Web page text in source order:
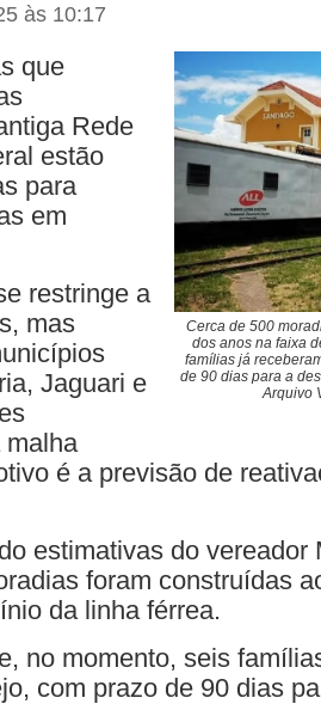
às 10:17
Cerca de 500
dos anos na faixa
famílias já
de 90 dias para a
Arquivo
que
Rede
estão
para
em
restringe a
mas
Jaguari e
malha
é a previsão de
estimativas do vereador
foram construídas
da linha férrea.
no momento, seis
com prazo de 90 dias